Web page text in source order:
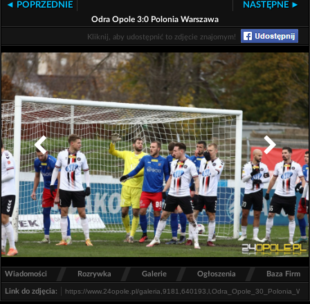
◄ POPRZEDNIE NASTĘPNE ►
Odra Opole 3:0 Polonia Warszawa
Kliknij, aby udostępnić to zdjęcie znajomym!
Wiadomości / Rozrywka / Galerie / Ogłoszenia / Baza Firm
Link do zdjęcia: